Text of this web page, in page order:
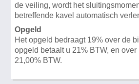
de veiling, wordt het
betreffende kavel automatisch
Opgeld
Het opgeld bedraagt 19% over de
opgeld betaalt u 21% BTW, en over
21,00% BTW.